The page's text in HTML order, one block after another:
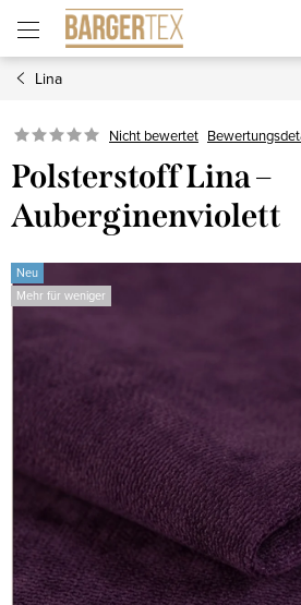
Inhalt
springen
Lina
Nicht bewertet
Polsterstoff Lina –
Auberginenviolett
Neu
Mehr für weniger